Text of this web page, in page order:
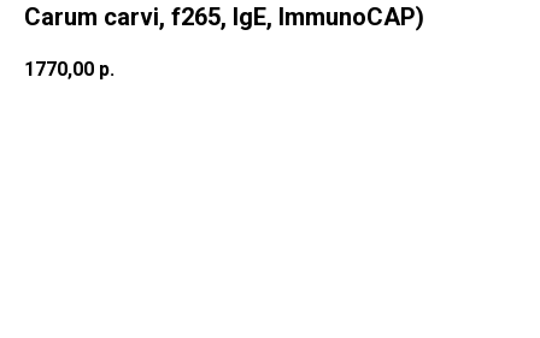
Carum carvi, f265, IgE, ImmunoCAP)
1770,00 р.